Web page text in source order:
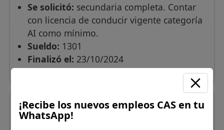
Se solicitó: secundaria completa. Contar
con licencia de conducir vigente categoría
AI como mínimo.
Sueldo: 1301
Finalizó el: 23/10/2024
Más información
Lima FISCALIZADOR
¡Recibe los nuevos empleos CAS en tu
WhatsApp!